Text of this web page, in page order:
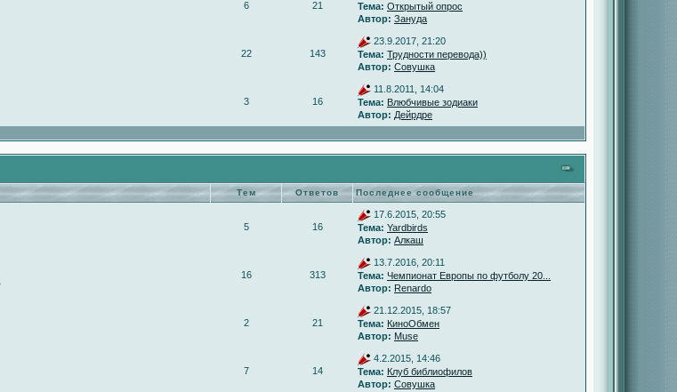
6 21
Тема: Открытый опрос
Автор: Зануда
22 143
23.9.2017, 21:20
Тема: Трудности перевода))
Автор: Совушка
3 16
11.8.2011, 14:04
Тема: Влюбчивые зодиаки
Автор: Дейрдре
Тем Ответов Последнее сообщение
5 16
17.6.2015, 20:55
Тема: Yardbirds
Автор: Алкаш
16 313
13.7.2016, 20:11
Тема: Чемпионат Европы по футболу 20...
Автор: Renardo
2 21
21.12.2015, 18:57
Тема: КиноОбмен
Автор: Muse
7 14
4.2.2015, 14:46
Тема: Клуб библиофилов
Автор: Совушка